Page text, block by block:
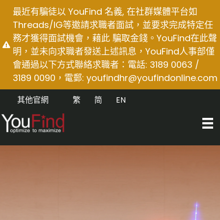
content
最近有騙徒以 YouFind 名義, 在社群媒體平台如
Threads/IG等邀請求職者面試，並要求完成特定任
務才獲得面試機會，藉此 騙取金錢。YouFind在此聲
明，並未向求職者發送上述訊息，YouFind人事部僅
會通過以下方式聯絡求職者：電話: 3189 0063 /
3189 0090，電郵: youfindhr@youfindonline.com
其他官網 EN
简
繁